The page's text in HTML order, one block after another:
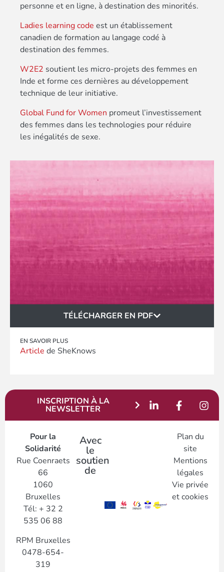
personne et en ligne, à destination des minorités.
Ladies learning code est un établissement
canadien de formation au langage codé à
destination des femmes.
W2E2 soutient les micro-projets des femmes en
Inde et forme ces dernières au développement
technique de leur initiative.
Global Fund for Women promeut l’investissement
des femmes dans les technologies pour réduire
les inégalités de sexe.
TÉLÉCHARGER EN PDF
EN SAVOIR PLUS
Article de SheKnows
INSCRIPTION À LA
NEWSLETTER
Pour la
Solidarité
Rue Coenraets
66
1060
Bruxelles
Tél: + 32 2
535 06 88
RPM Bruxelles
0478-654-
319
Avec
le
soutien
de
Plan du
site
Mentions
légales
Vie privée
et cookies